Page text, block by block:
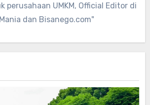
perusahaan UMKM, Official Editor di
dan Bisanego.com"